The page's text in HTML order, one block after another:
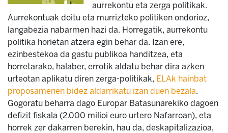
aurrekontu eta zerga politikak.
Aurrekontuak doitu eta murrizteko politiken ondorioz,
langabezia nabarmen hazi da. Horregatik, aurrekontu
politika horietan atzera egin behar da. Izan ere,
ezinbestekoa da gastu publikoa handitzea, eta
horretarako, halaber, errotik aldatu behar dira azken
urteotan aplikatu diren zerga-politikak, ELAk hainbat
proposamenen bidez aldarrikatu izan duen bezala.
Gogoratu beharra dago Europar Batasunarekiko dagoen
defizit fiskala (2.000 milioi euro urtero Nafarroan), eta
horrek zer dakarren berekin, hau da, deskapitalizazioa,